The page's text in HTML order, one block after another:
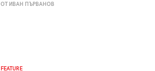
ОТ ИВАН ПЪРВАНОВ
FEATURE